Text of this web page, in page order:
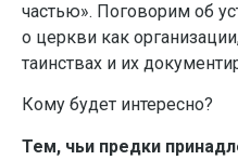
частью». Поговорим об
о церкви как
таинствах и их
Кому будет интересно?
Тем, чьи предки